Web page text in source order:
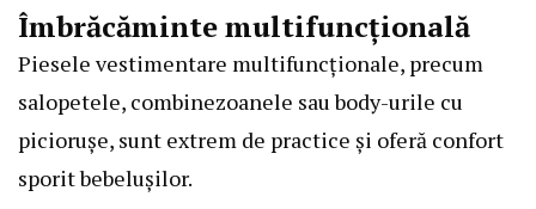
Îmbrăcăminte multifuncțională
Piesele vestimentare multifuncționale, precum
salopetele, combinezoanele sau body-urile cu
piciorușe, sunt extrem de practice și oferă confort
sporit bebelușilor.